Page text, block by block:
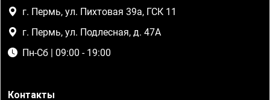
г. Пермь, ул. Пихтовая 39а, ГСК 11
г. Пермь, ул. Подлесная, д. 47А
Пн-Сб | 09:00 - 19:00
Контакты